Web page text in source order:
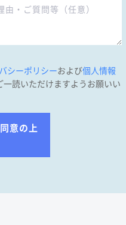
シーポリシーおよび個人情報
読いただけますようお願いい